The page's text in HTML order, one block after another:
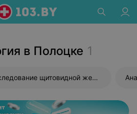
в Полоцке 1
Обследование щитовидной железы